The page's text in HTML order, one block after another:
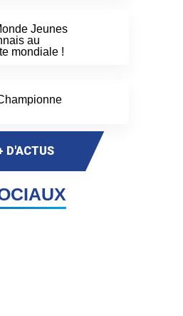
Jeunes
au
mondiale !
D'ACTUS